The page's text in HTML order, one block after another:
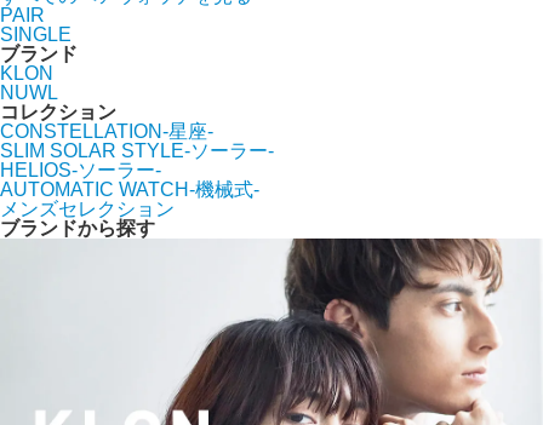
PAIR
SINGLE
ブランド
KLON
NUWL
コレクション
CONSTELLATION-星座-
SLIM SOLAR STYLE-ソーラー-
HELIOS-ソーラー-
AUTOMATIC WATCH-機械式-
メンズセレクション
ブランドから探す